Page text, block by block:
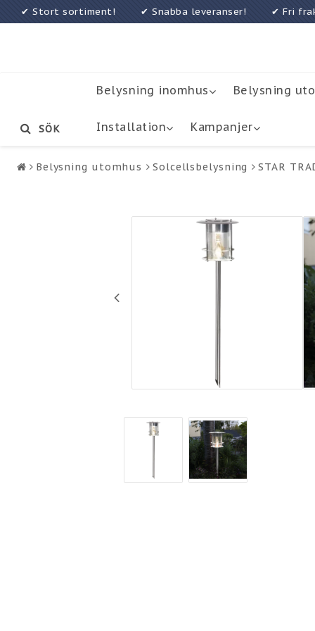
✔ Stort sortiment! ✔ Snabba leveranser! ✔ Fri
Belysning inomhus Belysning
Installation Kampanjer
SÖK
Belysning utomhus Solcellsbelysning STAR